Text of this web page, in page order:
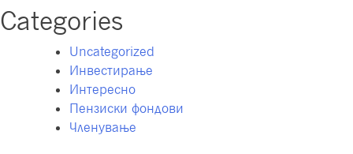
Categories
Uncategorized
Инвестирање
Интересно
Пензиски фондови
Членување